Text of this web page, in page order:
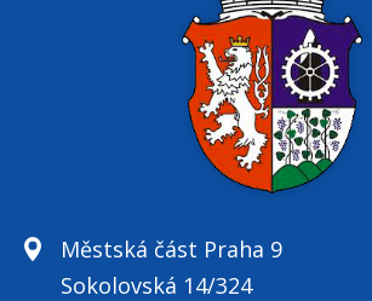
Městská část Praha 9
Sokolovská 14/324